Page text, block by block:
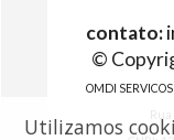
contato:
©
OMDI
Utilizamos